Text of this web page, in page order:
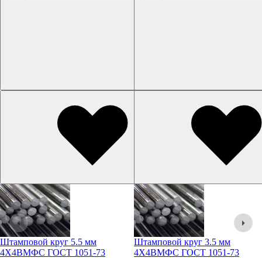
Штамповой круг 5.5 мм
4Х4ВМФС ГОСТ 1051-73
Штамповой круг 3.5 мм
4Х4ВМФС ГОСТ 1051-73